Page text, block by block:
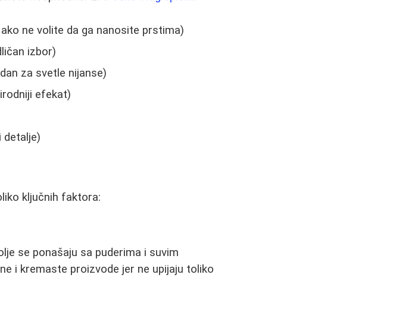
ne volite da ga nanosite prstima)
izbor)
za svetle nijanse)
efekat)
detalje)
ključnih faktora:
se ponašaju sa puderima i suvim
i kremaste proizvode jer ne upijaju toliko